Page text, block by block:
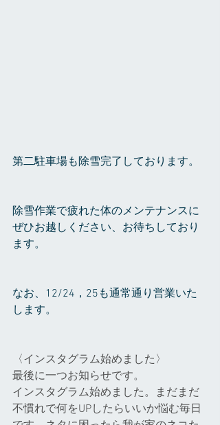
第二駐車場も除雪完了しております。
除雪作業で疲れた体のメンテナンスに
ぜひお越しください、お待ちしており
ます。
なお、12/24，25も通常通り営業いた
します。
〈インスタグラム始めました〉
最後に一つお知らせです。
インスタグラム始めました。まだまだ
不慣れで何をUPしたらいいか悩む毎日